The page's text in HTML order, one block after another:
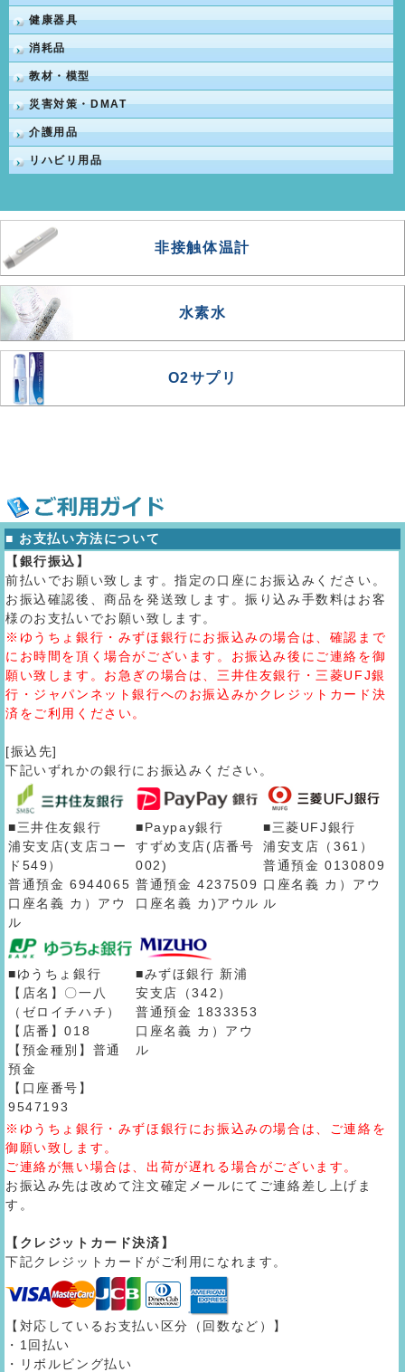
健康器具
消耗品
教材・模型
災害対策・DMAT
介護用品
リハビリ用品
非接触体温計
水素水
O2サプリ
■ お支払い方法について
【銀行振込】
前払いでお願い致します。指定の口座にお振込みください。
お振込確認後、商品を発送致します。振り込み手数料はお客
様のお支払いでお願い致します。
※ゆうちょ銀行・みずほ銀行にお振込みの場合は、確認まで
にお時間を頂く場合がございます。お振込み後にご連絡を御
願い致します。お急ぎの場合は、三井住友銀行・三菱UFJ銀
行・ジャパンネット銀行へのお振込みかクレジットカード決
済をご利用ください。
[振込先]
下記いずれかの銀行にお振込みください。
■三井住友銀行
浦安支店(支店コー
ド549）
普通預金 6944065
口座名義 カ）アウ
ル
■Paypay銀行
すずめ支店(店番号
002)
普通預金 4237509
口座名義 カ)アウル
■三菱UFJ銀行
浦安支店（361）
普通預金 0130809
口座名義 カ）アウ
ル
■ゆうちょ銀行
【店名】〇一八
（ゼロイチハチ）
【店番】018
【預金種別】普通
預金
【口座番号】
9547193
■みずほ銀行 新浦
安支店（342）
普通預金 1833353
口座名義 カ）アウ
ル
※ゆうちょ銀行・みずほ銀行にお振込みの場合は、ご連絡を
御願い致します。
ご連絡が無い場合は、出荷が遅れる場合がございます。
お振込み先は改めて注文確定メールにてご連絡差し上げま
す。
【クレジットカード決済】
下記クレジットカードがご利用になれます。
【対応しているお支払い区分（回数など）】
・1回払い
・リボルビング払い